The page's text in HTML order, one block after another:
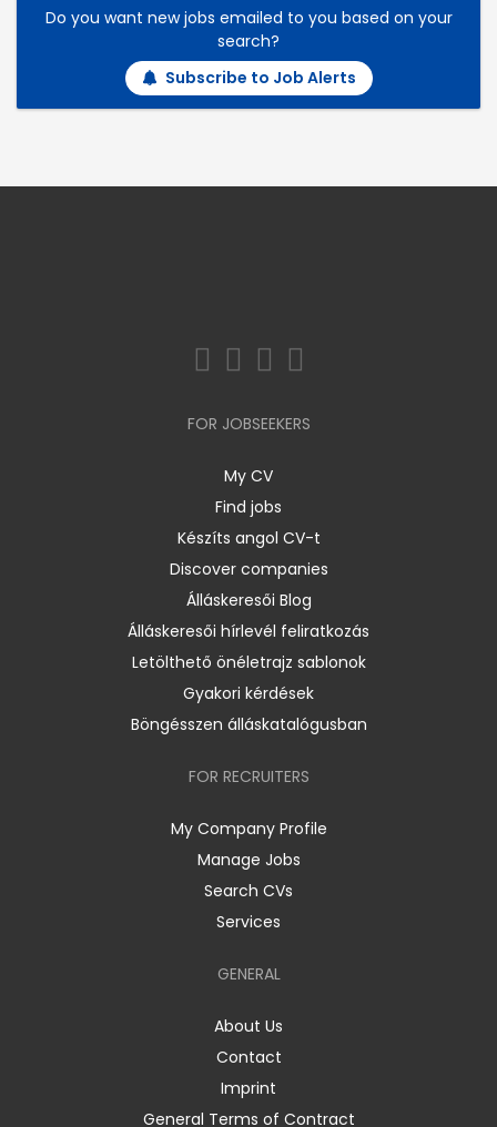
Do you want new jobs emailed to you based on your
search?
Subscribe to Job Alerts
FOR JOBSEEKERS
My CV
Find jobs
Készíts angol CV-t
Discover companies
Álláskeresői Blog
Álláskeresői hírlevél feliratkozás
Letölthető önéletrajz sablonok
Gyakori kérdések
Böngésszen álláskatalógusban
FOR RECRUITERS
My Company Profile
Manage Jobs
Search CVs
Services
GENERAL
About Us
Contact
Imprint
General Terms of Contract